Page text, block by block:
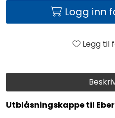
Utblåsningskappe til
Logg inn
Legg til